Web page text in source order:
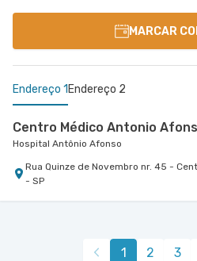
MARCAR
Endereço 1 Endereço 2
Centro Médico Antonio
Hospital Antônio Afonso
Rua Quinze de Novembro nr. 45 -
- SP
Centro Médico Vivalle -
Rua Carlos Maria Auricchio nr. 70 -
1 2 3